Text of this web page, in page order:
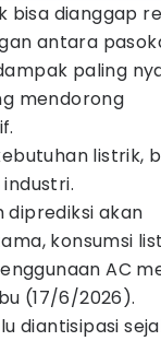
bisa dianggap
antara
paling
mendorong
listrik,
diprediksi akan
konsumsi
AC
(17/6/2026).
diantisipasi